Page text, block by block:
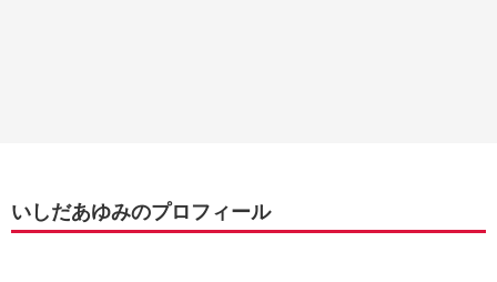
いしだあゆみのプロフィール